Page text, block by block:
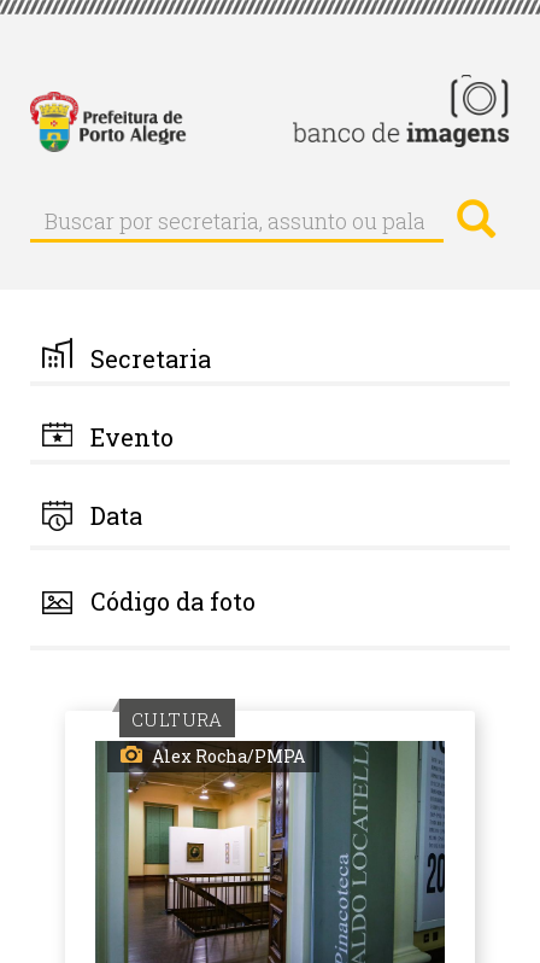
Pular
principal
Buscar
Buscar
por
palavra-
chave
Secretaria
Evento
Data
Código da foto
CULTURA
Alex Rocha/PMPA